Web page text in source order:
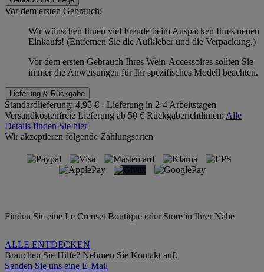
Vor dem ersten Gebrauch:
Wir wünschen Ihnen viel Freude beim Auspacken Ihres neuen
Einkaufs! (Entfernen Sie die Aufkleber und die Verpackung.)
Vor dem ersten Gebrauch Ihres Wein-Accessoires sollten Sie
immer die Anweisungen für Ihr spezifisches Modell beachten.
Lieferung & Rückgabe
Standardlieferung: 4,95 € - Lieferung in 2-4 Arbeitstagen
Versandkostenfreie Lieferung ab 50 € Rückgaberichtlinien: Alle
Details finden Sie hier
Wir akzeptieren folgende Zahlungsarten
Finden Sie eine Le Creuset Boutique oder Store in Ihrer Nähe
ALLE ENTDECKEN
Brauchen Sie Hilfe? Nehmen Sie Kontakt auf.
Senden Sie uns eine E-Mail